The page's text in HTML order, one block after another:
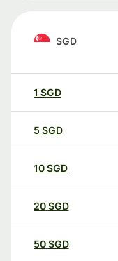
SGD
1 SGD
5 SGD
10SGD
20SGD
50SGD